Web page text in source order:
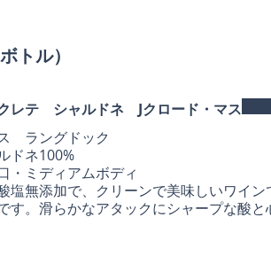
トル）
レテ シャルドネ Jクロード・マス
ス ラングドック
ドネ100%
・ミディアムボディ
塩無添加で、クリーンで美味しいワイ
す。滑らかなアタックにシャープな酸と